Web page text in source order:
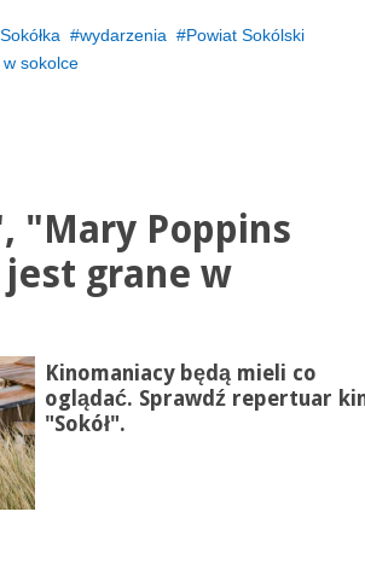
wydarzenia
Powiat Sokólski
sokolce
"Mary Poppins
grane w
Kinomaniacy będą mieli co
oglądać. Sprawdź repertuar
"Sokół".